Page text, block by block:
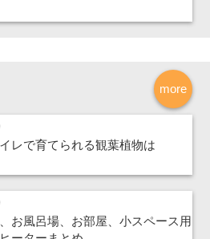
more
レで育てられる観葉植物は
お風呂場、お部屋、小スペース用